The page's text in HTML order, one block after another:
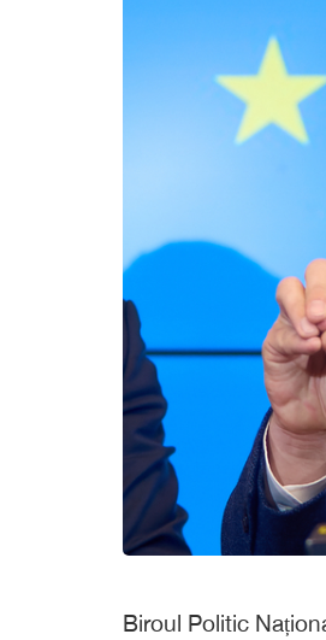
Biroul Politic